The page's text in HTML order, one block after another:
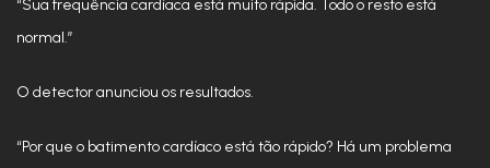
“Sua frequência cardíaca está muito rápida. Todo o resto está
normal.”
O detector anunciou os resultados.
“Por que o batimento cardíaco está tão rápido? Há um problema